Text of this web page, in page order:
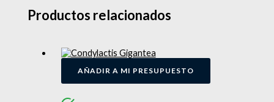
Productos relacionados
AÑADIR A MI PRESUPUESTO